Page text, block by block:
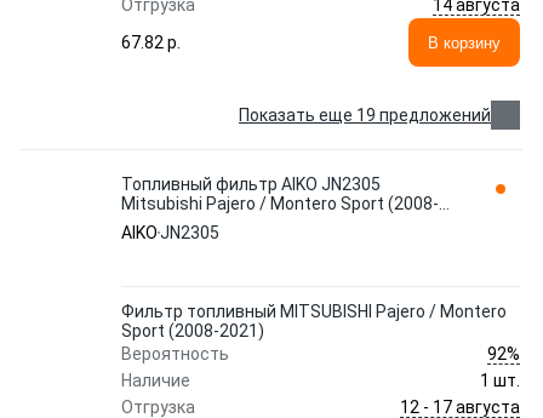
Отгрузка
14 августа
67.82 p.
В корзину
Показать еще 19 предложений
Топливный фильтр AIKO JN2305
Mitsubishi Pajero / Montero Sport (2008-
2021)
AIKOJN2305
Фильтр топливный MITSUBISHI Pajero / Montero
Sport (2008-2021)
Вероятность
92%
Наличие
1 шт.
Отгрузка
12 - 17 августа